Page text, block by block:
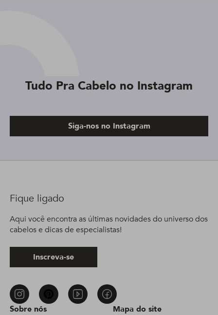
Tudo Pra Cabelo no Instagram
Siga-nos no Instagram
Sobre nós Mapa do site
Fique ligado
Aqui você encontra as últimas novidades do universo dos
cabelos e dicas de especialistas!
Inscreva-se